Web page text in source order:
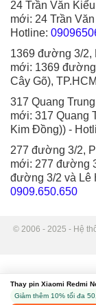
24 Trần Văn
mới: 24 Trần
Hotline:
1369 đường 3/2,
mới: 1369
Cây Gõ),
317 Quang
mới: 317 Quang
Kim Đồng)) -
277 đường 3/2,
mới: 277 đường
đường 3/2 và Lê
0909.650.650
© 2006 - 2025 - Hệ
Thay pin Xiaomi Redmi
Giảm thêm 10% tối đa